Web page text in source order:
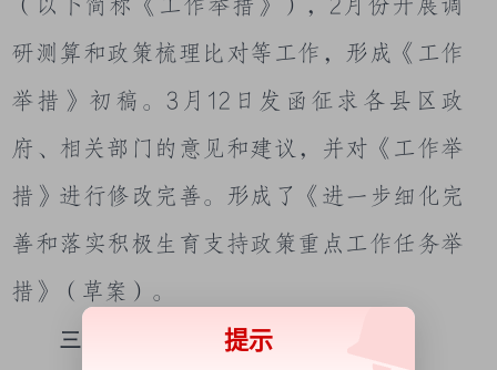
（以下简称《工作举措》）， 2 月份开展调
研测算和政策梳理比对等工作，形成《工作
举措》初稿。 3 月 12 日发函征求各县区政
府、相关部门的意见和建议，并对《工作举
措》进行修改完善。形成了《进一步细化完
善和落实积极生育支持政策重点工作任务举
措》（草案）。
三、主要内容 提示